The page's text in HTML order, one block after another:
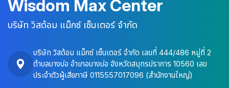
คุณ!
Wisdom Max Center
บริษัท วิสด้อม แม็กซ์ เซ็นเตอร์ จำกัด
บริษัท วิสด้อม แม็กซ์ เซ็นเตอร์ จำกัด เลขที่ 444/486 หมู่ที่ 2
ตำบลบางบ่อ อำเภอบางบ่อ จังหวัดสมุทรปราการ 10560 เลข
ประจำตัวผู้เสียภาษี 0115557017096 (สำนักงานใหญ่)